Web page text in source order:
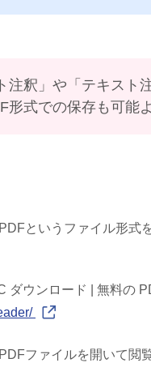
注釈」や「テキス
形式での保存も可能よ
というファイル形
ダウンロード | 無料の
ファイルを開いて